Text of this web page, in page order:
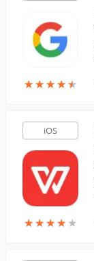
★★★★★
★★★★★
iOS
★★★★ ★
★★★★ ★